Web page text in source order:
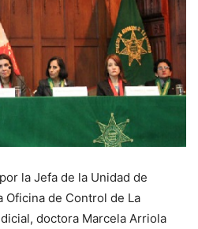
la Jefa de la Unidad de
Oficina de Control de La
doctora Marcela Arriola